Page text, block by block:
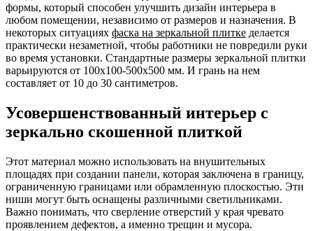
формы, который способен улучшить дизайн интерьера в
любом помещении, независимо от размеров и назначения. В
некоторых ситуациях фаска на зеркальной плитке делается
практически незаметной, чтобы работники не повредили руки
во время установки. Стандартные размеры зеркальной плитки
варьируются от 100x100-500x500 мм. И грань на нем
составляет от 10 до 30 сантиметров.
Усовершенствованный интерьер с
зеркально скошенной плиткой
Этот материал можно использовать на внушительных
площадях при создании панели, которая заключена в границу,
ограниченную границами или обрамленную плоскостью. Эти
ниши могут быть оснащены различными светильниками.
Важно понимать, что сверление отверстий у края чревато
проявлением дефектов, а именно трещин и мусора.